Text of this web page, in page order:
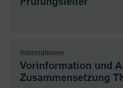
Informationen
Vorinformation und
Zusammensetzung